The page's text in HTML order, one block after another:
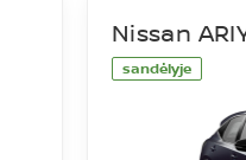
sandėlyje
Nissan